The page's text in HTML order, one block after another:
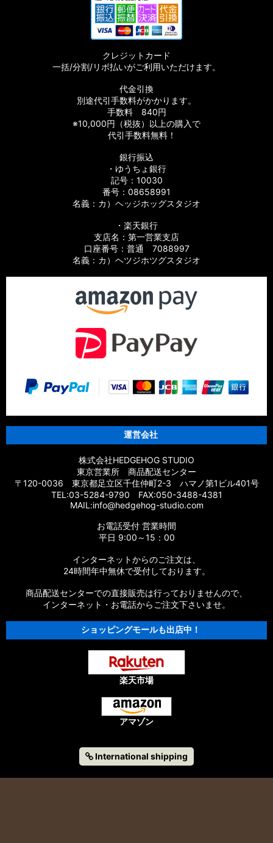
【シマノ】17サステイン［SUSTAIN］対応 カスタムパーツ
【シマノ】11バイオマスター［BIOMASTER］対応 カスタムパ
【シマノ】08バイオマスター［BIOMASTER］対応 カスタムパ
【シマノ】06バイオマスターMg［BIOMASTER Mg］対応 カ
【シマノ】13-16バイオマスターSW［BIOMASTER SW］対応
【シマノ】10バイオマスターSW［BIOMASTER SW］対応 カ
【シマノ】19スフェロスSW［SPHEROS SW］対応 カスタム
【シマノ】21スフェロスSW［SPHEROS SW］対応 カスタム
【シマノ】14スフェロスSW［SPHEROS SW］対応 カスタム
【シマノ】21エクスセンス［EXSENCE］対応 カスタムパーツ
【シマノ】20エクスセンスBB［EXSENCE BB］対応 カスタム
パーツ
【シマノ】18エクスセンスCI4+［EXSENCE CI4+］対応 カス
タムパーツ
【シマノ】17エクスセンス［EXSENCE］対応 カスタムパーツ
【シマノ】16エクスセンスLB［EXSENCE LB］対応 カスタム
【シマノ】14エクスセンスBB［EXSENCE BB］対応 カスタム
【シマノ】13エクスセンスLB［EXSENCE LB］対応 カスタム
【シマノ】12エクスセンスCI4+［EXSENCE CI4+］対応 カス
タムパーツ
【シマノ】11-12エクスセンスBB［EXSENCE BB］対応 カスタ
【シマノ】11エクスセンスLB SS［EXSENCE LB SS］対応 カ
【シマノ】09エクスセンス、10エクスセンス
クレジットカード
一括/分割/リボ払いがご利用いただけます。
代金引換
別途代引手数料がかかります。
手数料 840円
※10,000円（税抜）以上の購入で
代引手数料無料！
銀行振込
・ゆうちょ銀行
記号：10030
番号：08658991
名義：カ）ヘッジホッグスタジオ
・楽天銀行
支店名：第一営業支店
口座番号：普通 7088997
名義：カ）ヘツジホツグスタジオ
運営会社
株式会社HEDGEHOG STUDIO
東京営業所 商品配送センター
〒120-0036 東京都足立区千住仲町2-3 ハマノ第1ビル401号
TEL:03-5284-9790 FAX:050-3488-4381
MAIL:info@hedgehog-studio.com
お電話受付 営業時間
平日 9:00～15：00
インターネットからのご注文は、
24時間年中無休で受付しております。
商品配送センターでの直接販売は行っておりませんので、
インターネット・お電話からご注文下さいませ。
ショッピングモールも出店中！
楽天市場
アマゾン
International shipping